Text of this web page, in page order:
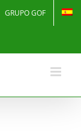
GRUPO GOF